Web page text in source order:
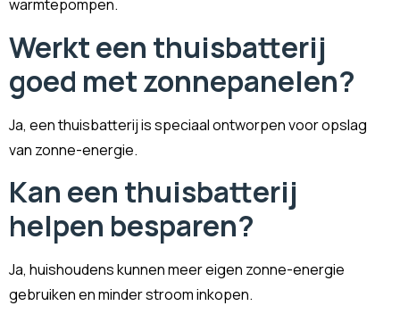
warmtepompen.
Werkt een thuisbatterij
goed met zonnepanelen?
Ja, een thuisbatterij is speciaal ontworpen voor opslag
van zonne-energie.
Kan een thuisbatterij
helpen besparen?
Ja, huishoudens kunnen meer eigen zonne-energie
gebruiken en minder stroom inkopen.